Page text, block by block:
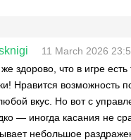
11 March 2026
же здорово, что в игре
Нравится возможность
вкус. Но вот с
— иногда касания не
небольшое